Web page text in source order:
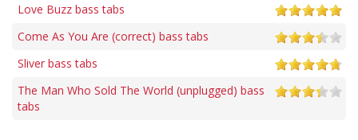
Love Buzz bass tabs
Come As You Are (correct) bass tabs
Sliver bass tabs
The Man Who Sold The World (unplugged) bass
tabs